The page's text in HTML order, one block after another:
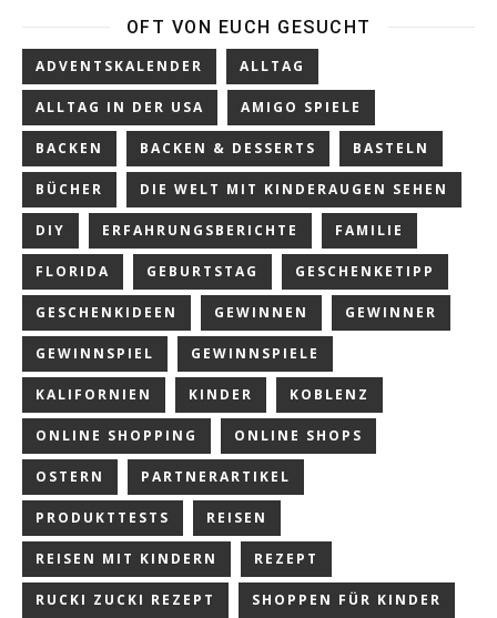
OFT VON EUCH GESUCHT
ADVENTSKALENDER ALLTAG
ALLTAG IN DER USA AMIGO SPIELE
BACKEN BACKEN & DESSERTS BASTELN
BÜCHER DIE WELT MIT KINDERAUGEN SEHEN
DIY ERFAHRUNGSBERICHTE FAMILIE
FLORIDA GEBURTSTAG GESCHENKETIPP
GESCHENKIDEEN GEWINNEN GEWINNER
GEWINNSPIEL GEWINNSPIELE
KALIFORNIEN KINDER KOBLENZ
ONLINE SHOPPING ONLINE SHOPS
OSTERN PARTNERARTIKEL
PRODUKTTESTS REISEN
REISEN MIT KINDERN REZEPT
RUCKI ZUCKI REZEPT SHOPPEN FÜR KINDER